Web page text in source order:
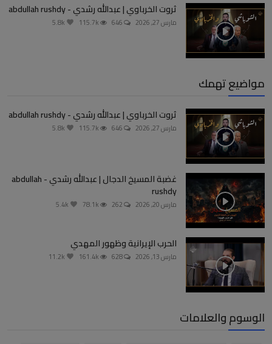
ثروت الخرباوي | عبدالله رشدي - abdullah rushdy
مارس 27, 2026
مواضيع تهمك
ثروت الخرباوي | عبدالله رشدي - abdullah rushdy
مارس 27, 2026
غضبة المسيخ الدجال | عبدالله رشدي - abdullah
rushdy
مارس 20, 2026
الحرب الإيرانية وظهور المهدي
مارس 13, 2026
الوسوم والعلامات